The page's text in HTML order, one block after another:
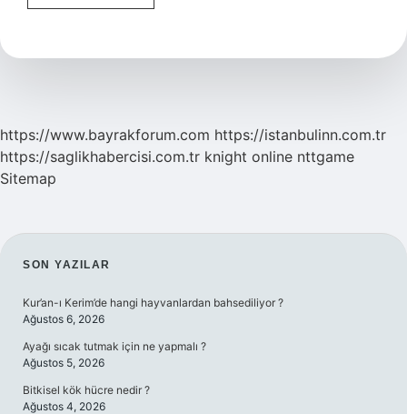
Kaç
Döker
https://www.bayrakforum.com https://istanbulinn.com.tr
https://saglikhabercisi.com.tr knight online nttgame
Sitemap
SIDEBAR
SON YAZILAR
Kur’an-ı Kerim’de hangi hayvanlardan bahsediliyor ?
Ağustos 6, 2026
Ayağı sıcak tutmak için ne yapmalı ?
Ağustos 5, 2026
Bitkisel kök hücre nedir ?
Ağustos 4, 2026